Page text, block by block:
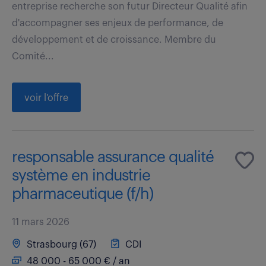
entreprise recherche son futur Directeur Qualité afin
d'accompagner ses enjeux de performance, de
développement et de croissance. Membre du
Comité...
voir l'offre
responsable assurance qualité
système en industrie
pharmaceutique (f/h)
11 mars 2026
Strasbourg (67)
CDI
48 000 - 65 000 € / an